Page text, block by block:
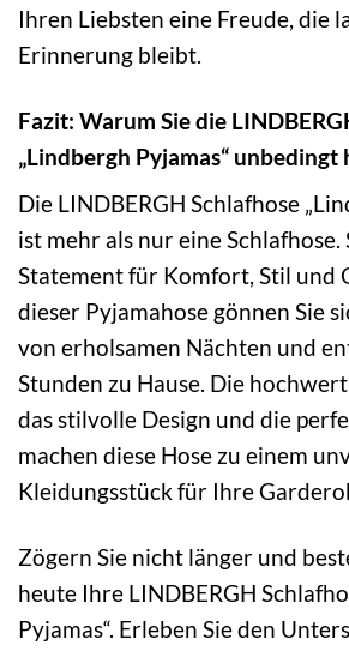
Ihren Liebsten eine Freude, die
Erinnerung bleibt.
Fazit: Warum Sie die
„Lindbergh Pyjamas“ unbedingt
Die LINDBERGH Schlafhose
ist mehr als nur eine Schlafhose.
Statement für Komfort, Stil und
dieser Pyjamahose gönnen Sie
von erholsamen Nächten und
Stunden zu Hause. Die
das stilvolle Design und die
machen diese Hose zu einem
Kleidungsstück für Ihre
Zögern Sie nicht länger und
heute Ihre LINDBERGH
Pyjamas“. Erleben Sie den